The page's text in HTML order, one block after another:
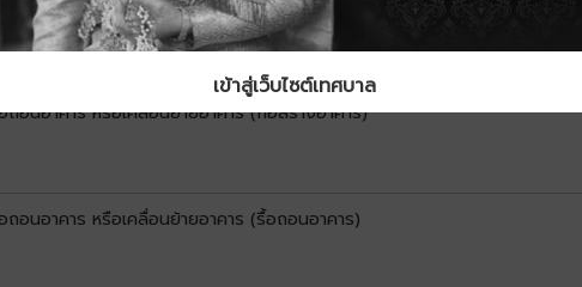
ลาการตรวจแบบแปลนการขออนุญาต ก่อสร้าง ดัดแปลง รื้อถอนอาคาร
นอาคาร หรือเคลื่อนย้ายอาคาร (ก่อสร้างอาคาร)
นอาคาร หรือเคลื่อนย้ายอาคาร (รื้อถอนอาคาร)
เข้าสู่เว็บไซต์เทศบาล